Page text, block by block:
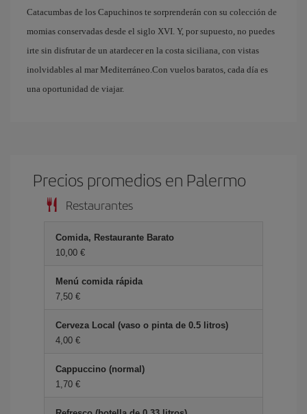
Catacumbas de los Capuchinos te sorprenderán con su colección de
momias conservadas desde el siglo XVI. Y, por supuesto, no puedes
irte sin disfrutar de un atardecer en la costa siciliana, con vistas
inolvidables al mar Mediterráneo.Con vuelos baratos, cada día es
una oportunidad de viajar.
Precios promedios en Palermo
Restaurantes
Comida, Restaurante Barato
10,00 €
Menú comida rápida
7,50 €
Cerveza Local (vaso o pinta de 0.5 litros)
4,00 €
Cappuccino (normal)
1,70 €